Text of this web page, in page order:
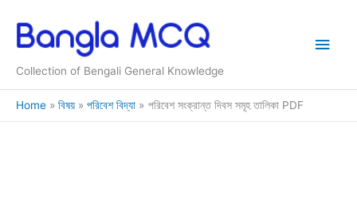
content
Collection of Bengali General Knowledge
Main
Home বিষয় পরিবেশ বিদ্যা পরিবেশ সংক্রান্ত দিবস সমূহ তালিকা PDF